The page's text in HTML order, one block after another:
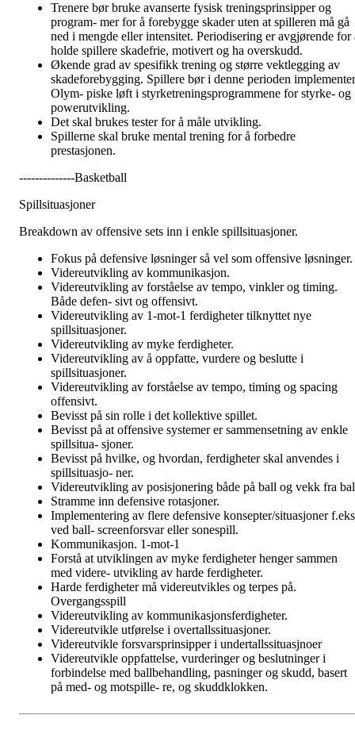
Trenere bør bruke avanserte fysisk treningsprinsipper og
program- mer for å forebygge skader uten at spilleren må gå
ned i mengde eller intensitet. Periodisering er avgjørende for
holde spillere skadefrie, motivert og ha overskudd.
Økende grad av spesifikk trening og større vektlegging av
skadeforebygging. Spillere bør i denne perioden
Olym- piske løft i styrketreningsprogrammene for styrke- og
powerutvikling.
Det skal brukes tester for å måle utvikling.
Spillerne skal bruke mental trening for å forbedre
prestasjonen.
--------------Basketball
Spillsituasjoner
Breakdown av offensive sets inn i enkle spillsituasjoner.
Fokus på defensive løsninger så vel som offensive løsninger.
Videreutvikling av kommunikasjon.
Videreutvikling av forståelse av tempo, vinkler og timing.
Både defen- sivt og offensivt.
Videreutvikling av 1-mot-1 ferdigheter tilknyttet nye
spillsituasjoner.
Videreutvikling av myke ferdigheter.
Videreutvikling av å oppfatte, vurdere og beslutte i
spillsituasjoner.
Videreutvikling av forståelse av tempo, timing og spacing
offensivt.
Bevisst på sin rolle i det kollektive spillet.
Bevisst på at offensive systemer er sammensetning av enkle
spillsitua- sjoner.
Bevisst på hvilke, og hvordan, ferdigheter skal anvendes i
spillsituasjo- ner.
Videreutvikling av posisjonering både på ball og vekk fra
Stramme inn defensive rotasjoner.
Implementering av flere defensive konsepter/situasjoner
ved ball- screenforsvar eller sonespill.
Kommunikasjon. 1-mot-1
Forstå at utviklingen av myke ferdigheter henger sammen
med videre- utvikling av harde ferdigheter.
Harde ferdigheter må videreutvikles og terpes på.
Overgangsspill
Videreutvikling av kommunikasjonsferdigheter.
Videreutvikle utførelse i overtallssituasjoner.
Videreutvikle forsvarsprinsipper i undertallssituasjnoer
Videreutvikle oppfattelse, vurderinger og beslutninger i
forbindelse med ballbehandling, pasninger og skudd, basert
på med- og motspille- re, og skuddklokken.